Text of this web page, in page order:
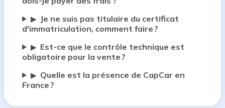
▶
Je ne suis pas titulaire du certificat
d'immatriculation, comment faire ?
▶ Est-ce que le contrôle technique est
obligatoire pour la vente ?
▶ Quelle est la présence de CapCar en
France ?